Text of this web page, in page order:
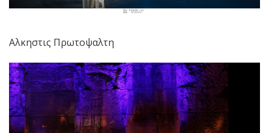
Αλκηστις Πρωτοψαλτη